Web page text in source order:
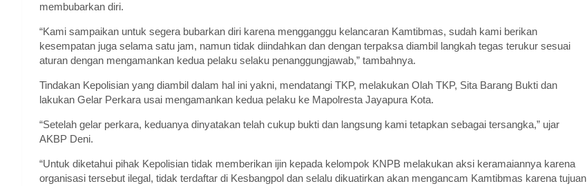
membubarkan diri.
“Kami sampaikan untuk segera bubarkan diri karena mengganggu kelancaran Kamtibmas, sudah kami berikan
kesempatan juga selama satu jam, namun tidak diindahkan dan dengan terpaksa diambil langkah tegas terukur sesuai
aturan dengan mengamankan kedua pelaku selaku penanggungjawab,” tambahnya.
Tindakan Kepolisian yang diambil dalam hal ini yakni, mendatangi TKP, melakukan Olah TKP, Sita Barang Bukti dan
lakukan Gelar Perkara usai mengamankan kedua pelaku ke Mapolresta Jayapura Kota.
“Setelah gelar perkara, keduanya dinyatakan telah cukup bukti dan langsung kami tetapkan sebagai tersangka,” ujar
AKBP Deni.
“Untuk diketahui pihak Kepolisian tidak memberikan ijin kepada kelompok KNPB melakukan aksi keramaiannya karena
organisasi tersebut ilegal, tidak terdaftar di Kesbangpol dan selalu dikuatirkan akan mengancam Kamtibmas karena tujuan